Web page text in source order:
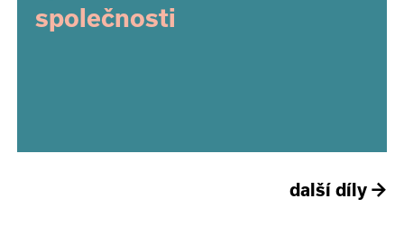
společnosti
další díly →